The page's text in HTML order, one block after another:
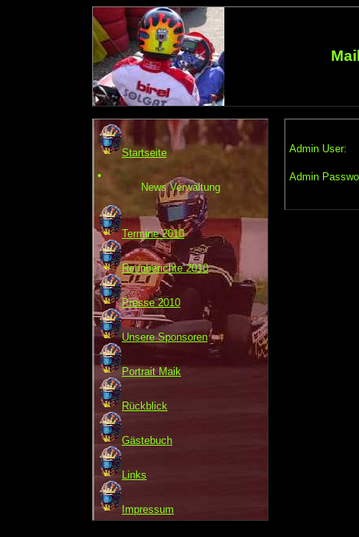
Startseite
News Verwaltung
Termine 2010
Rennberichte 2010
Presse 2010
Unsere Sponsoren
Portrait Maik
Rückblick
Gästebuch
Links
Impressum
Admin User:
Admin